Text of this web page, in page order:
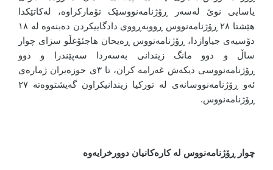
یاسایی نوێ لەسەر ڕۆژنامەنووسێک تۆمارکراوە، لەکاتێکدا
هێشتا ٢٨ ڕۆژنامەنووس ڕووبەڕووی دادگاییکردن دەبنەوە لە ١٨
دۆسیەی جیاوازدا، ڕۆژنامەنووس ڕەیحان هاجئۆغڵو سزای چوار
ساڵ و دوو مانگ زیندانی بەسەردا سەپێندرا و دوو
ڕۆژنامەنووسی دیکەش غەرامە کران، تا ٣ی حوزەیران ژمارەی
ئەو ڕۆژنامەنووسانەی لە تورکیا زیندانیکراون گەیشتووەتە ٢٧
ڕۆژنامەنووس.
چوار ڕۆژنامەنووس لە کارەکانیان دوورخرایەوە